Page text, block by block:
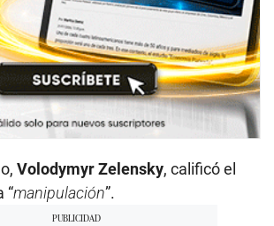
Volodymyr Zelensky, calificó el
“manipulación”.